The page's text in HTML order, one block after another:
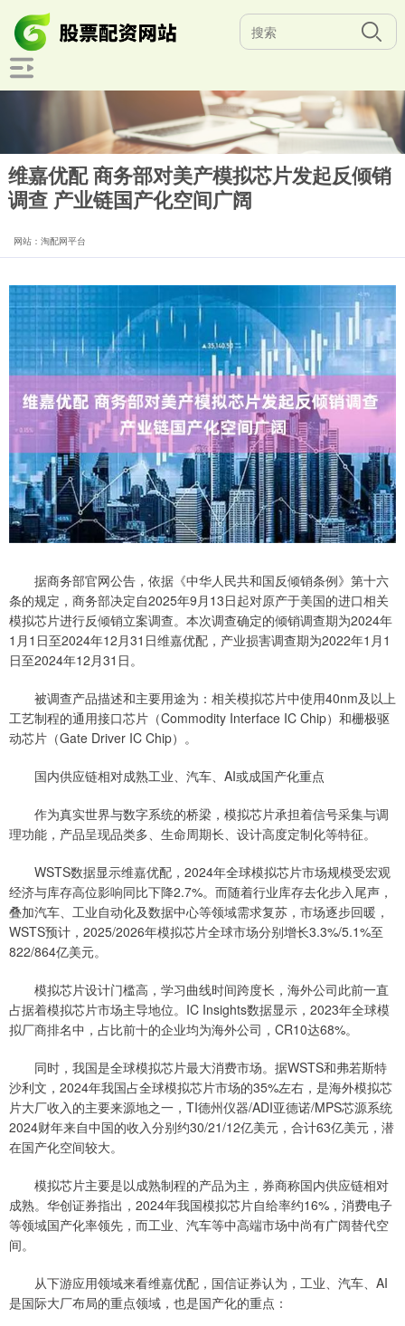
维嘉优配 商务部对美产模拟芯片发起反倾销
调查 产业链国产化空间广阔
网站：淘配网平台
据商务部官网公告，依据《中华人民共和国反倾销条例》第十六
条的规定，商务部决定自2025年9月13日起对原产于美国的进口相关
模拟芯片进行反倾销立案调查。本次调查确定的倾销调查期为2024年
1月1日至2024年12月31日维嘉优配，产业损害调查期为2022年1月1
日至2024年12月31日。
被调查产品描述和主要用途为：相关模拟芯片中使用40nm及以上
工艺制程的通用接口芯片（Commodity Interface IC Chip）和栅极驱
动芯片（Gate Driver IC Chip）。
国内供应链相对成熟工业、汽车、AI或成国产化重点
作为真实世界与数字系统的桥梁，模拟芯片承担着信号采集与调
理功能，产品呈现品类多、生命周期长、设计高度定制化等特征。
WSTS数据显示维嘉优配，2024年全球模拟芯片市场规模受宏观
经济与库存高位影响同比下降2.7%。而随着行业库存去化步入尾声，
叠加汽车、工业自动化及数据中心等领域需求复苏，市场逐步回暖，
WSTS预计，2025/2026年模拟芯片全球市场分别增长3.3%/5.1%至
822/864亿美元。
模拟芯片设计门槛高，学习曲线时间跨度长，海外公司此前一直
占据着模拟芯片市场主导地位。IC Insights数据显示，2023年全球模
拟厂商排名中，占比前十的企业均为海外公司，CR10达68%。
同时，我国是全球模拟芯片最大消费市场。据WSTS和弗若斯特
沙利文，2024年我国占全球模拟芯片市场的35%左右，是海外模拟芯
片大厂收入的主要来源地之一，TI德州仪器/ADI亚德诺/MPS芯源系统
2024财年来自中国的收入分别约30/21/12亿美元，合计63亿美元，潜
在国产化空间较大。
模拟芯片主要是以成熟制程的产品为主，券商称国内供应链相对
成熟。华创证券指出，2024年我国模拟芯片自给率约16%，消费电子
等领域国产化率领先，而工业、汽车等中高端市场中尚有广阔替代空
间。
从下游应用领域来看维嘉优配，国信证券认为，工业、汽车、AI
是国际大厂布局的重点领域，也是国产化的重点：